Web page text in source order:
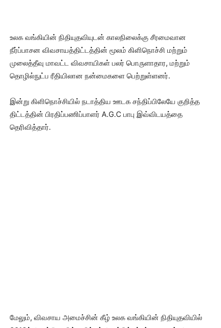
உலக வங்கியின் நிதியுதவியுடன் காலநிலைக்கு சீரமைவான
நீர்ப்பாசன விவசாயத்திட்டத்தின் மூலம் கிளிநொச்சி மற்றும்
முலைத்தீவு மாவட்ட விவசாயிகள் பலர் பொருளாதார, மற்றும்
தொழில்நுட்ப ரீதியிலான நன்மைகளை பெற்றுள்ளனர்.
இன்று கிளிநொச்சியில் நடாத்திய ஊடக சந்திப்பிலேயே குறித்த
திட்டத்தின் பிரதிப்பணிப்பாளர் A.G.C பாபு இவ்விடயத்தை
தெரிவித்தார்.
மேலும், விவசாய அமைச்சின் கீழ் உலக வங்கியின் நிதியுதவியில்